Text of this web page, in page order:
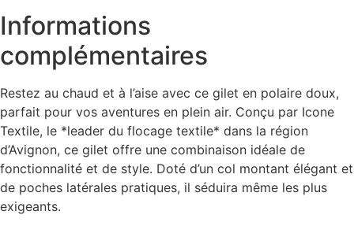
Informations
complémentaires
Restez au chaud et à l’aise avec ce gilet en polaire doux,
parfait pour vos aventures en plein air. Conçu par Icone
Textile, le *leader du flocage textile* dans la région
d’Avignon, ce gilet offre une combinaison idéale de
fonctionnalité et de style. Doté d’un col montant élégant et
de poches latérales pratiques, il séduira même les plus
exigeants.